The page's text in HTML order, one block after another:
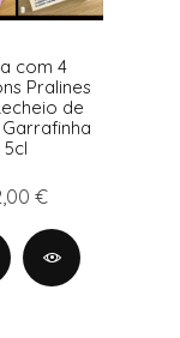
com 4
Pralines
de
5cl
€